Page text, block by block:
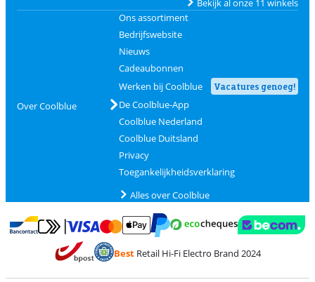
Bekijk al onze 11 winkels
Over Coolblue
Ons assortiment
Bedrijfswebsite
Nieuws
Cadeaubonnen
Werken bij Coolblue
Vacatures genoeg!
De Coolblue-App
Coolblue Nederland
Coolblue Duitsland
Privacy
Toegankelijkheidsverklaring
Alles over Coolblue
Betalen met Bancontact
Betalen met MasterCard en Visa via ClickToPay
BestRetail Hi-Fi Electro Brand 2024